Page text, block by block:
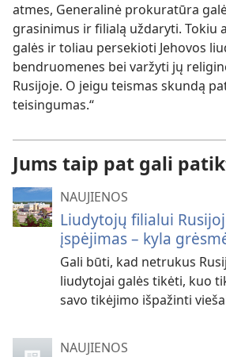
atmes, Generalinė prokuratūra
grasinimus ir filialą uždaryti. Tokiu
galės ir toliau persekioti Jehovos
bendruomenes bei varžyti jų
Rusijoje. O jeigu teismas skundą
teisingumas.“
Jums taip pat gali
NAUJIENOS
Liudytojų filialui
įspėjimas – kyla
Gali būti, kad netrukus
liudytojai galės tikėti, kuo
savo tikėjimo išpažinti
NAUJIENOS